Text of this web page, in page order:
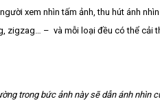
xem nhìn tấm ảnh, thu hút ánh
zigzag… – và mỗi loại đều có thể cải
trong bức ảnh này sẽ dẫn ánh nhìn